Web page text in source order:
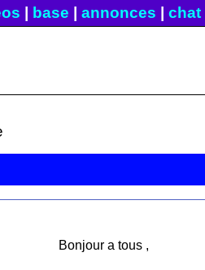
base annonces chat|
Bonjour a tous ,